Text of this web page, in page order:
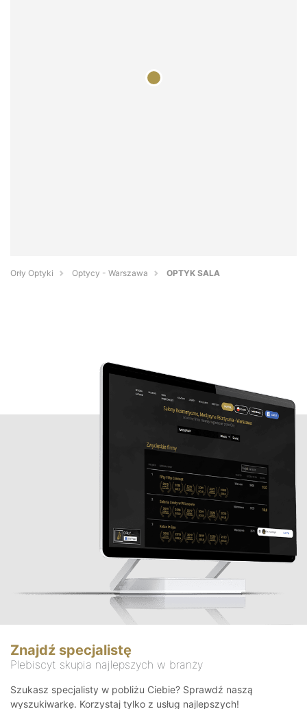
Orły Optyki Optycy - Warszawa OPTYK SALA
Znajdź specjalistę
Plebiscyt skupia najlepszych w branży
Szukasz specjalisty w pobliżu Ciebie? Sprawdź naszą
wyszukiwarkę. Korzystaj tylko z usług najlepszych!